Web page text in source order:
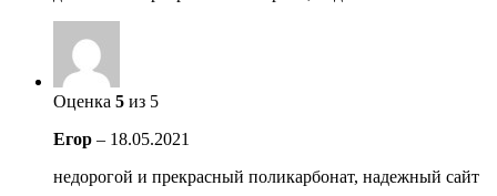
Оценка 5 из 5
Егор – 18.05.2021
недорогой и прекрасный поликарбонат, надежный сайт